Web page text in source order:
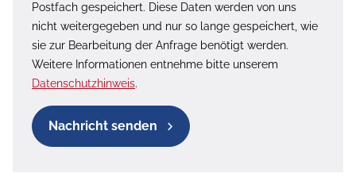
Postfach gespeichert. Diese Daten werden von uns
nicht weitergegeben und nur so lange gespeichert, wie
sie zur Bearbeitung der Anfrage benötigt werden.
Weitere Informationen entnehme bitte unserem
Datenschutzhinweis.
Nachricht senden